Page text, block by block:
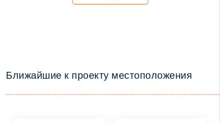
Ближайшие к проекту местоположения